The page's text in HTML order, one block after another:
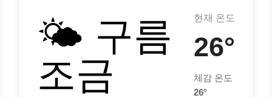
🌤️ 구름
조금
현재 온도
26°
체감 온도
26°